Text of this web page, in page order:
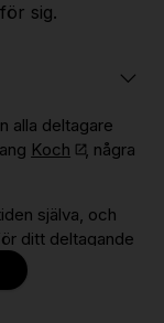
sig.
alla deltagare
Koch
, några
själva, och
ditt deltagande